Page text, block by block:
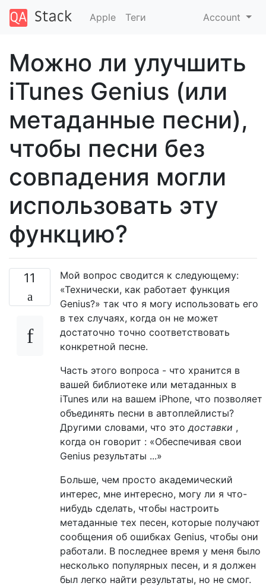
Apple Теги Account
Можно ли улучшить
iTunes Genius (или
метаданные песни),
чтобы песни без
совпадения могли
использовать эту
функцию?
11
Мой вопрос сводится к следующему:
«Технически, как работает функция
Genius?» так что я могу использовать его
в тех случаях, когда он не может
достаточно точно соответствовать
конкретной песне.
Часть этого вопроса - что хранится в
вашей библиотеке или метаданных в
iTunes или на вашем iPhone, что позволяет
объединять песни в автоплейлисты?
Другими словами, что это доставки ,
когда он говорит : «Обеспечивая свои
Genius результаты ...»
Больше, чем просто академический
интерес, мне интересно, могу ли я что-
нибудь сделать, чтобы настроить
метаданные тех песен, которые получают
сообщения об ошибках Genius, чтобы они
работали. В последнее время у меня было
несколько популярных песен, и я должен
был легко найти результаты, но не смог.